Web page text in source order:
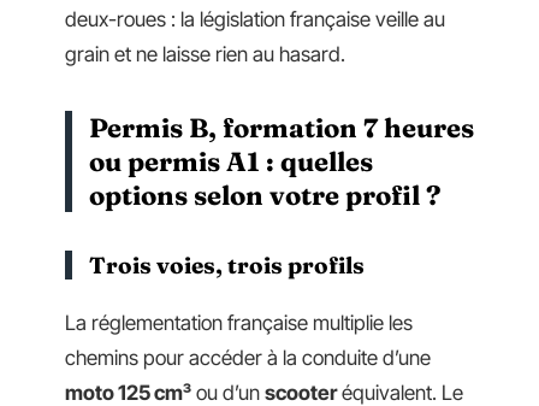
deux-roues : la législation française veille au
grain et ne laisse rien au hasard.
Permis B, formation 7 heures
ou permis A1 : quelles
options selon votre profil ?
Trois voies, trois profils
La réglementation française multiplie les
chemins pour accéder à la conduite d’une
moto 125 cm³ ou d’un scooteréquivalent. Le